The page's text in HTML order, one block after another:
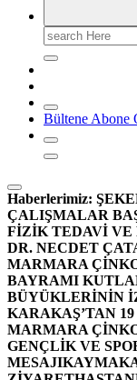
Search
for:
Bültene Abone
Haberlerimiz:
ÇALIŞMALAR
FİZİK TEDAVİ VE
DR. NECDET
MARMARA
BAYRAMI
BÜYÜKLERİNİN
KARAKAŞ’TAN
MARMARA
GENÇLİK VE
MESAJI